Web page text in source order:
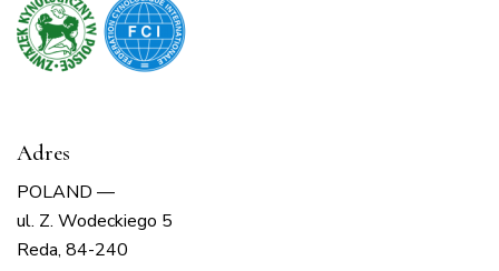
Adres
POLAND —
ul. Z. Wodeckiego 5
Reda, 84-240